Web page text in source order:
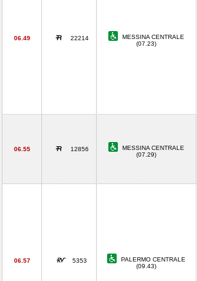
06.49 22214
MESSINA CENTRALE
(07.23)
06.55 12856
MESSINA CENTRALE
(07.29)
06.57 5353
PALERMO CENTRALE
(09.43)